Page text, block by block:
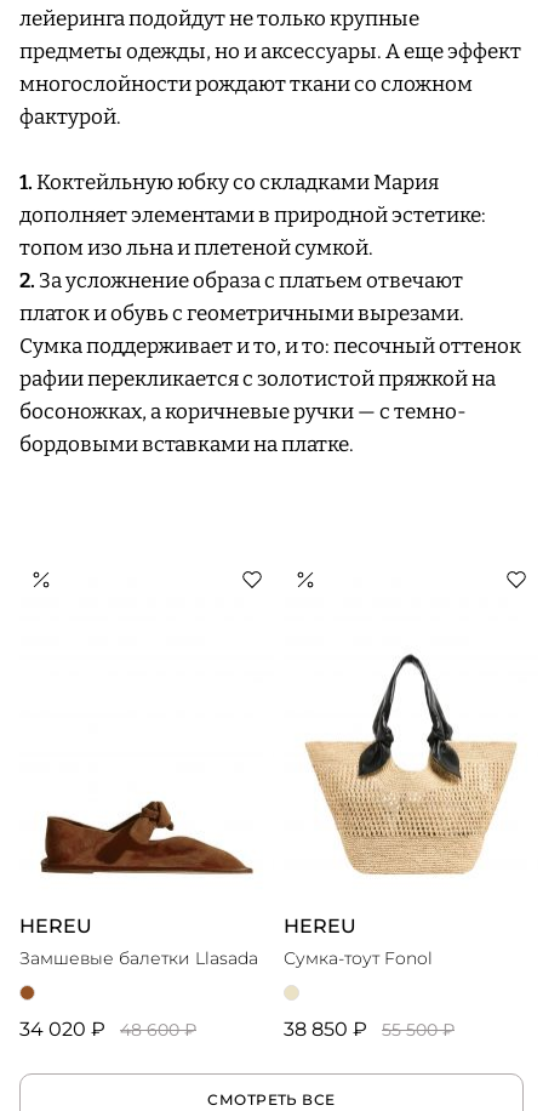
лейеринга подойдут не только крупные
предметы одежды, но и аксессуары. А еще эффект
многослойности рождают ткани со сложном
фактурой.
1.Коктейльную юбку со складками Мария
дополняет элементами в природной эстетике:
топом изо льна и плетеной сумкой.
2. За усложнение образа с платьем отвечают
платок и обувь с геометричными вырезами.
Сумка поддерживает и то, и то: песочный оттенок
рафии перекликается с золотистой пряжкой на
босоножках, а коричневые ручки — с темно-
бордовыми вставками на платке.
HEREU
Замшевые балетки Llasada
34 020 ₽ 48 600 ₽
HEREU
Сумка-тоут Fonol
38 850 ₽ 55 500 ₽
СМОТРЕТЬ ВСЕ